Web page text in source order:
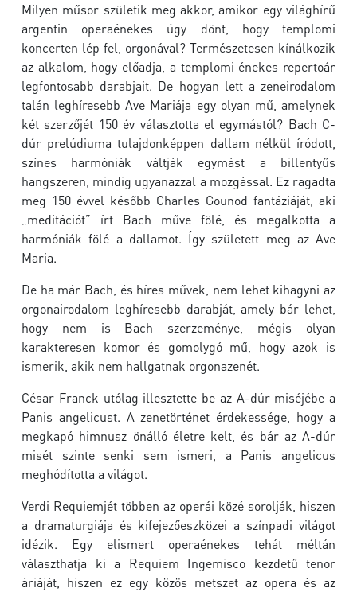
Milyen műsor születik meg akkor, amikor egy világhírű
argentin operaénekes úgy dönt, hogy templomi
koncerten lép fel, orgonával? Természetesen kínálkozik
az alkalom, hogy előadja, a templomi énekes repertoár
legfontosabb darabjait. De hogyan lett a zeneirodalom
talán leghíresebb Ave Mariája egy olyan mű, amelynek
két szerzőjét 150 év választotta el egymástól? Bach C-
dúr prelúdiuma tulajdonképpen dallam nélkül íródott,
színes harmóniák váltják egymást a billentyűs
hangszeren, mindig ugyanazzal a mozgással. Ez ragadta
meg 150 évvel később Charles Gounod fantáziáját, aki
„meditációt” írt Bach műve fölé, és megalkotta a
harmóniák fölé a dallamot. Így született meg az Ave
Maria.
De ha már Bach, és híres művek, nem lehet kihagyni az
orgonairodalom leghíresebb darabját, amely bár lehet,
hogy nem is Bach szerzeménye, mégis olyan
karakteresen komor és gomolygó mű, hogy azok is
ismerik, akik nem hallgatnak orgonazenét.
César Franck utólag illesztette be az A-dúr miséjébe a
Panis angelicust. A zenetörténet érdekessége, hogy a
megkapó himnusz önálló életre kelt, és bár az A-dúr
misét szinte senki sem ismeri, a Panis angelicus
meghódította a világot.
Verdi Requiemjét többen az operái közé sorolják, hiszen
a dramaturgiája és kifejezőeszközei a színpadi világot
idézik. Egy elismert operaénekes tehát méltán
választhatja ki a Requiem Ingemisco kezdetű tenor
áriáját, hiszen ez egy közös metszet az opera és az